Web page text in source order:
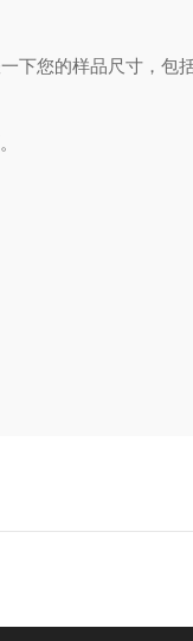
下您的样品尺寸，包
。